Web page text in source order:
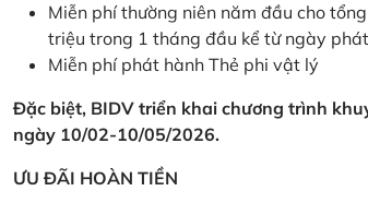
Miễn phí thường niên năm đầu cho
triệu trong 1 tháng đầu kể từ ngày
Miễn phí phát hành Thẻ phi vật lý
Đặc biệt, BIDV triển khai chương trình
ngày 10/02-10/05/2026.
ƯU ĐÃI HOÀN TIỀN